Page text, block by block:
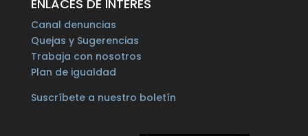
ENLACES DE INTERÉS
Canal denuncias
Quejas y Sugerencias
Trabaja con nosotros
Plan de igualdad
Suscríbete a nuestro boletín